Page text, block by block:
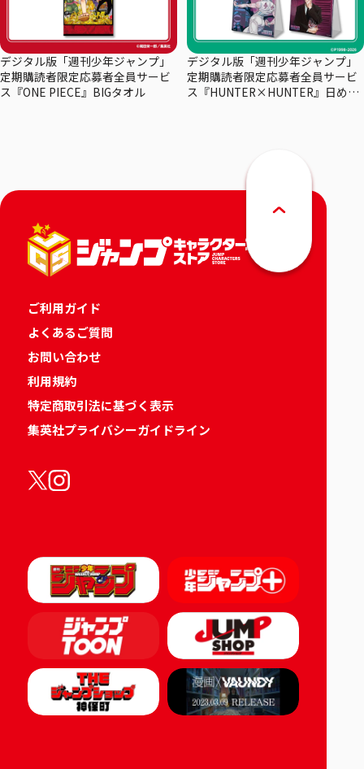
デジタル版「週刊少年ジャンプ」
定期購読者限定応募者全員サービ
ス『ONE PIECE』BIGタオル
デジタル版「週刊少年ジャンプ」
定期購読者限定応募者全員サービ
ス『HUNTER×HUNTER』日めく
ご利用ガイド
よくあるご質問
お問い合わせ
利用規約
特定商取引法に基づく表示
集英社プライバシーガイドライン